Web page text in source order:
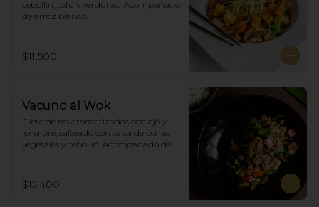
cebollín, tofu y verduras.  Acompañado
de arroz blanco.
$11.500
Vacuno al Wok
Filete de res aromatizadas con ajó y
jengibre, salteado con salsa de ostras
vegetales y cebollín. Acompañado de
$15.400